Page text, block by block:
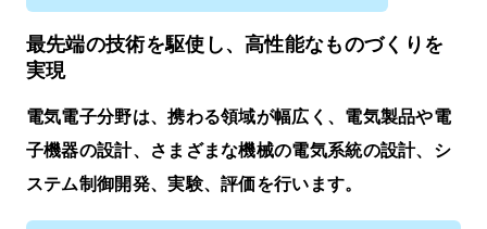
最先端の技術を駆使し、高性能なものづくりを
実現
電気電子分野は、携わる領域が幅広く、電気製品や電
子機器の設計、さまざまな機械の電気系統の設計、シ
ステム制御開発、実験、評価を行います。